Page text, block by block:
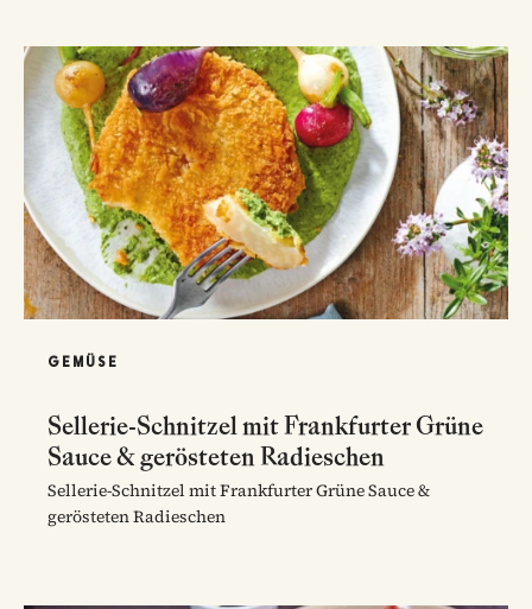
GEMÜSE
Sellerie-Schnitzel mit Frankfurter Grüne
Sauce & gerösteten Radieschen
Sellerie-Schnitzel mit Frankfurter Grüne Sauce &
gerösteten Radieschen